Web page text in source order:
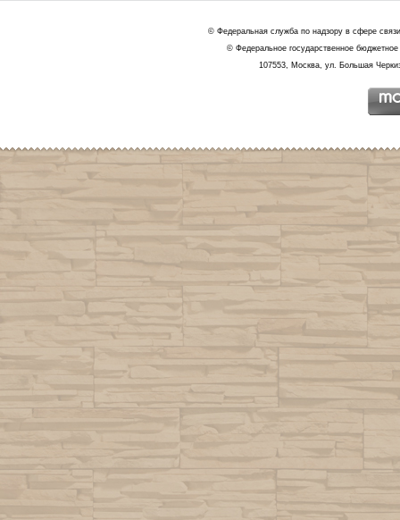
© Федеральная служба по надзору в сфере
© Федеральное государственное
107553, Москва, ул. Большая